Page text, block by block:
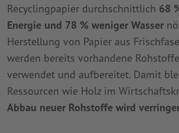
Recyclingpapier durchschnittlich 68
Energie und 78 % weniger Wasser
Herstellung von Papier aus
werden bereits vorhandene
verwendet und aufbereitet. Damit
Ressourcen wie Holz im
Abbau neuer Rohstoffe wird